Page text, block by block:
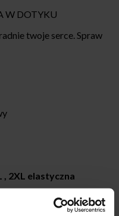
W DOTYKU
twoje serce. Spraw
, 2XL elastyczna